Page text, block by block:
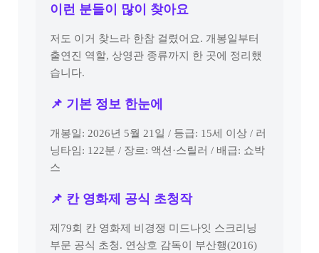
이런 분들이 많이 찾아요
저도 이거 찾느라 한참 걸렸어요. 개봉일부터
출연진 역할, 상영관 종류까지 한 곳에 정리했
습니다.
📌 기본 정보 한눈에
개봉일: 2026년 5월 21일 / 등급: 15세 이상 / 러
닝타임: 122분 / 장르: 액션·스릴러 / 배급: 쇼박
스
📌 칸 영화제 공식 초청작
제79회 칸 영화제 비경쟁 미드나잇 스크리닝
부문 공식 초청. 연상호 감독이 부산행(2016)